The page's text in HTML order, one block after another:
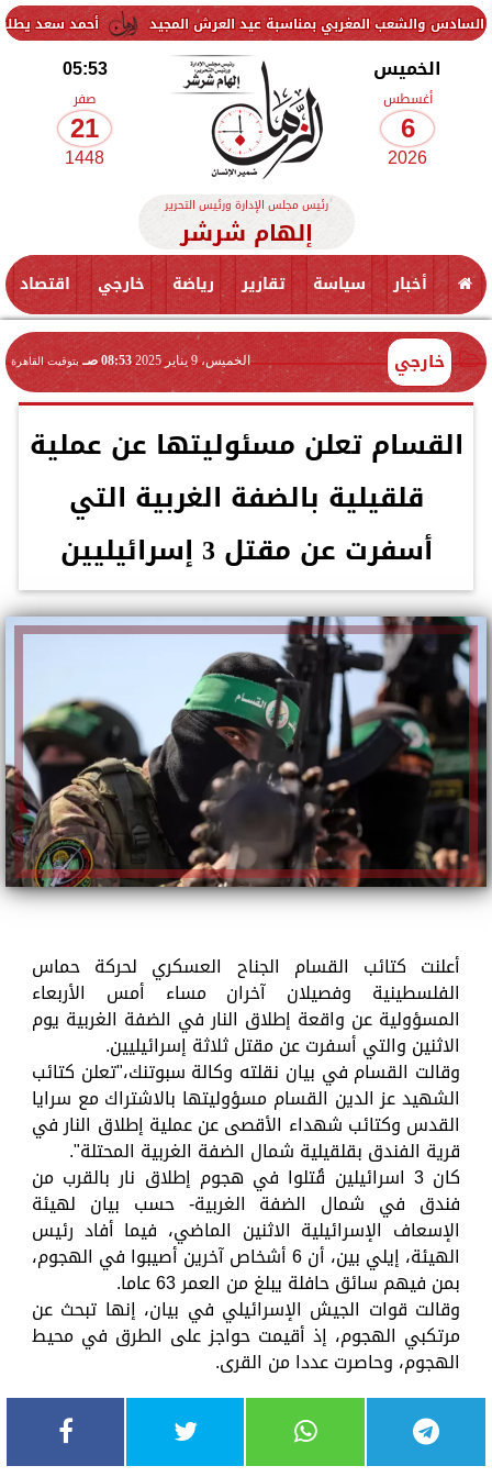
أحمد سعد يطلق «الألبوم المغربي بمناسبة عيد العرش المجيد
الخميس
أغسطس
6
2026
05:53
صفر
21
1448
رئيس مجلس الإدارة ورئيس التحرير
إلهام شرشر
أخبار سياسة تقارير رياضة خارجي اقتصاد
خارجي الخميس، 9 يناير 2025 08:53 صـ بتوقيت القاهرة
القسام تعلن مسئوليتها عن عملية
قلقيلية بالضفة الغربية التي
أسفرت عن مقتل 3 إسرائيليين
أعلنت كتائب القسام الجناح العسكري لحركة حماس
الفلسطينية وفصيلان آخران مساء أمس الأربعاء
المسؤولية عن واقعة إطلاق النار في الضفة الغربية يوم
الاثنين والتي أسفرت عن مقتل ثلاثة إسرائيليين.
وقالت القسام في بيان نقلته وكالة سبوتنك،"تعلن كتائب
الشهيد عز الدين القسام مسؤوليتها بالاشتراك مع سرايا
القدس وكتائب شهداء الأقصى عن عملية إطلاق النار في
قرية الفندق بقلقيلية شمال الضفة الغربية المحتلة".
كان 3 اسرائيلين قُتلوا في هجوم إطلاق نار بالقرب من
فندق في شمال الضفة الغربية- حسب بيان لهيئة
الإسعاف الإسرائيلية الاثنين الماضي، فيما أفاد رئيس
الهيئة، إيلي بين، أن 6 أشخاص آخرين أصيبوا في الهجوم،
بمن فيهم سائق حافلة يبلغ من العمر 63 عاما.
وقالت قوات الجيش الإسرائيلي في بيان، إنها تبحث عن
مرتكبي الهجوم، إذ أقيمت حواجز على الطرق في محيط
الهجوم، وحاصرت عددا من القرى.